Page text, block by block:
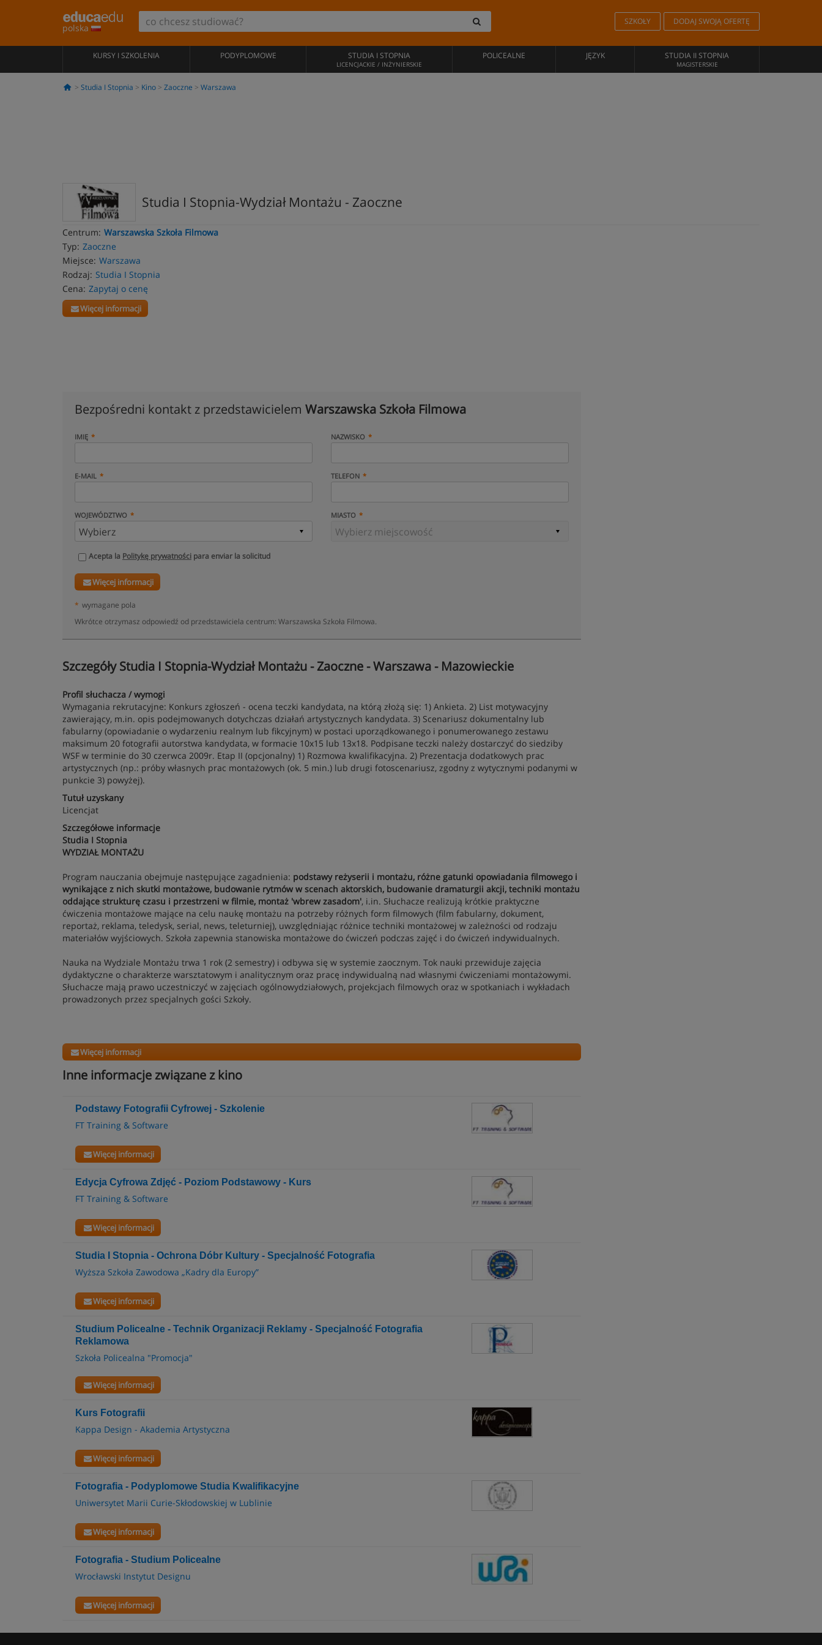
polska
SZKOŁY DODAJ SWOJĄ OFERTĘ
KURSY I SZKOLENIA PODYPLOMOWE STUDIA I STOPNIA
LICENCJACKIE / INŻYNIERSKIE
POLICEALNE JĘZYK STUDIA II STOPNIA
MAGISTERSKIE
Studia I Stopnia Kino Zaoczne Warszawa
Studia I Stopnia-Wydział Montażu - Zaoczne
Centrum: Warszawska Szkoła Filmowa
Typ: Zaoczne
Miejsce: Warszawa
Rodzaj: Studia I Stopnia
Cena: Zapytaj o cenę
Więcej informacji
Bezpośredni kontakt z przedstawicielem Warszawska Szkoła Filmowa
IMIĘ NAZWISKO
E-MAIL TELEFON
WOJEWÓDZTWO MIASTO
Acepta la Politykę prywatności para enviar la solicitud
Więcej informacji
* wymagane pola
Wkrótce otrzymasz odpowiedź od przedstawiciela centrum: Warszawska Szkoła Filmowa.
Szczegóły Studia I Stopnia-Wydział Montażu - Zaoczne - Warszawa - Mazowieckie
Profil słuchacza / wymogi
Wymagania rekrutacyjne: Konkurs zgłoszeń - ocena teczki kandydata, na którą złożą się: 1) Ankieta. 2) List motywacyjny
zawierający, m.in. opis podejmowanych dotychczas działań artystycznych kandydata. 3) Scenariusz dokumentalny lub
fabularny (opowiadanie o wydarzeniu realnym lub fikcyjnym) w postaci uporządkowanego i ponumerowanego zestawu
maksimum 20 fotografii autorstwa kandydata, w formacie 10x15 lub 13x18. Podpisane teczki należy dostarczyć do siedziby
WSF w terminie do 30 czerwca 2009r. Etap II (opcjonalny) 1) Rozmowa kwalifikacyjna. 2) Prezentacja dodatkowych prac
artystycznych (np.: próby własnych prac montażowych (ok. 5 min.) lub drugi fotoscenariusz, zgodny z wytycznymi podanymi w
punkcie 3) powyżej).
Tutuł uzyskany
Licencjat
Szczegółowe informacje
Studia I Stopnia
WYDZIAŁ MONTAŻU
Program nauczania obejmuje następujące zagadnienia: podstawy reżyserii i montażu, różne gatunki opowiadania filmowego i
wynikające z nich skutki montażowe, budowanie rytmów w scenach aktorskich, budowanie dramaturgii akcji, techniki montażu
oddające strukturę czasu i przestrzeni w filmie, montaż 'wbrew zasadom', i.in. Słuchacze realizują krótkie praktyczne
ćwiczenia montażowe mające na celu naukę montażu na potrzeby różnych form filmowych (film fabularny, dokument,
reportaż, reklama, teledysk, serial, news, teleturniej), uwzględniając różnice techniki montażowej w zależności od rodzaju
materiałów wyjściowych. Szkoła zapewnia stanowiska montażowe do ćwiczeń podczas zajęć i do ćwiczeń indywidualnych.
Nauka na Wydziale Montażu trwa 1 rok (2 semestry) i odbywa się w systemie zaocznym. Tok nauki przewiduje zajęcia
dydaktyczne o charakterze warsztatowym i analitycznym oraz pracę indywidualną nad własnymi ćwiczeniami montażowymi.
Słuchacze mają prawo uczestniczyć w zajęciach ogólnowydziałowych, projekcjach filmowych oraz w spotkaniach i wykładach
prowadzonych przez specjalnych gości Szkoły.
Więcej informacji
Inne informacje związane z kino
Podstawy Fotografii Cyfrowej - Szkolenie
FT Training & Software
Więcej informacji
Edycja Cyfrowa Zdjęć - Poziom Podstawowy - Kurs
FT Training & Software
Więcej informacji
Studia I Stopnia - Ochrona Dóbr Kultury - Specjalność Fotografia
Wyższa Szkoła Zawodowa „Kadry dla Europy”
Więcej informacji
Studium Policealne - Technik Organizacji Reklamy - Specjalność Fotografia
Reklamowa
Szkoła Policealna "Promocja"
Więcej informacji
Kurs Fotografii
Kappa Design - Akademia Artystyczna
Więcej informacji
Fotografia - Podyplomowe Studia Kwalifikacyjne
Uniwersytet Marii Curie-Skłodowskiej w Lublinie
Więcej informacji
Fotografia - Studium Policealne
Wrocławski Instytut Designu
Więcej informacji